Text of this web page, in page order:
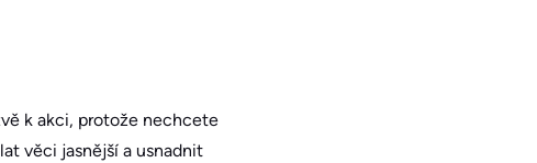
k akci, protože nechcete
věci jasnější a usnadnit